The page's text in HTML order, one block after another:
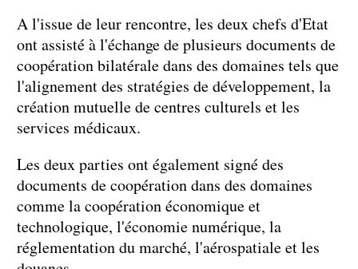
A l'issue de leur rencontre, les deux chefs d'Etat
ont assisté à l'échange de plusieurs documents de
coopération bilatérale dans des domaines tels que
l'alignement des stratégies de développement, la
création mutuelle de centres culturels et les
services médicaux.
Les deux parties ont également signé des
documents de coopération dans des domaines
comme la coopération économique et
technologique, l'économie numérique, la
réglementation du marché, l'aérospatiale et les